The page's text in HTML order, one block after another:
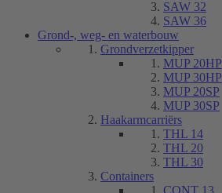
SAW 32
SAW 36
Grond-, weg- en waterbouw
Grondverzetkipper
MUP 20HP
MUP 30HP
MUP 20SP
MUP 30SP
Haakarmcarriërs
THL 14
THL 20
THL 30
Containers
CONT 13